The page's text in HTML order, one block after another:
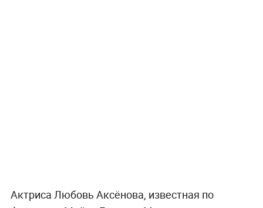
Актриса Любовь Аксёнова, известная по